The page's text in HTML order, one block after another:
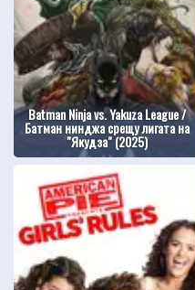
Batman Ninja vs. Yakuza League /
Батман нинджа срещу лигата на
"Якудза" (2025)